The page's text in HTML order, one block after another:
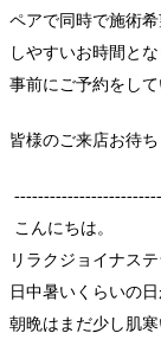
ペアで同時で施術
しやすいお時間とな
事前にご予約をし
皆様のご来店お待ち
こんにちは。
リラクジョイナス
日中暑いくらいの
朝晩はまだ少し肌